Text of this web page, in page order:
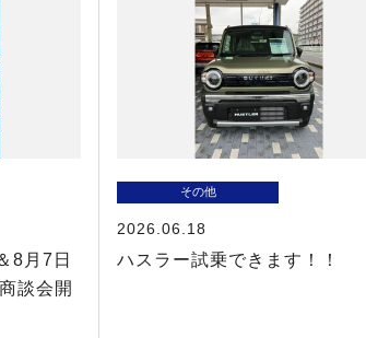
8月7日
談会開
その他
2026.06.18
ハスラー試乗できます！！